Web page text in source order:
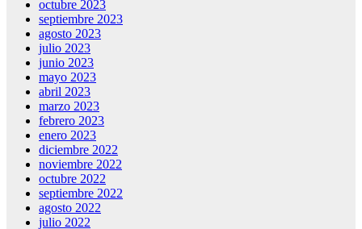
octubre 2023
septiembre 2023
agosto 2023
julio 2023
junio 2023
mayo 2023
abril 2023
marzo 2023
febrero 2023
enero 2023
diciembre 2022
noviembre 2022
octubre 2022
septiembre 2022
agosto 2022
julio 2022